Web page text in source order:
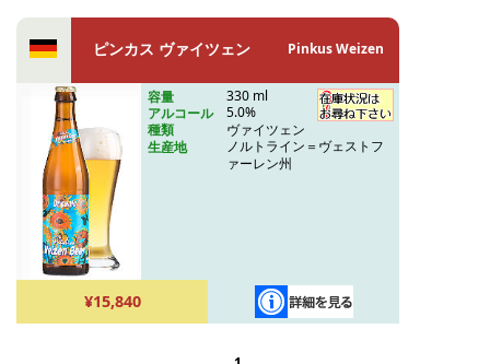
ピンカス ヴァイツェン Pinkus Weizen
容量
330 ml
アルコール
5.0%
種類
ヴァイツェン
生産地
ノルトライン＝ヴェストフ
ァーレン州
¥15,840